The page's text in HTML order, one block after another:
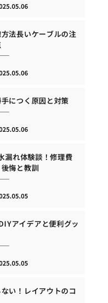
法長いケーブルの注
につく原因と対策
漏れ体験談！修理費
悔と教訓
アイデアと便利グッ
い！レイアウトのコ